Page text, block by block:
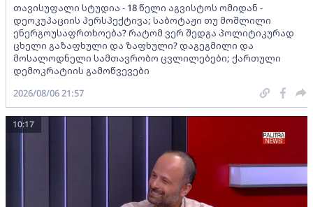
თავისუფალი სტუდია - 18 წელი აგვისტოს ომიდან -
დეოკუპაციის პერსპექტივა; საბოტაჟი თუ მოშლილი
ენერგოუსაფრთხოება? რატომ ვერ შედგა პოლიტიკურად
ცხელი გაზაფხული და ზაფხული? დაგეგმილი და
მოსალოდნელი სამთავრობო ცვლილებები; ქართული
დემოკრატიის გამოწვევები
2026/08/06 21:57
10:17